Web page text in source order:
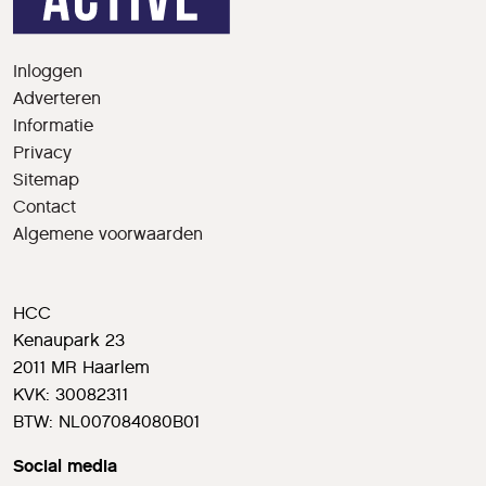
Inloggen
Adverteren
Informatie
Privacy
Sitemap
Contact
Algemene voorwaarden
HCC
Kenaupark 23
2011 MR Haarlem
KVK: 30082311
BTW: NL007084080B01
Social media